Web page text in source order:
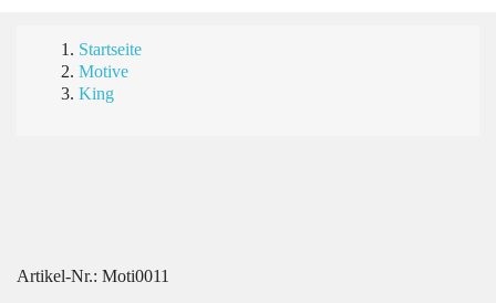
Startseite
Motive
King
Artikel-Nr.: Moti0011